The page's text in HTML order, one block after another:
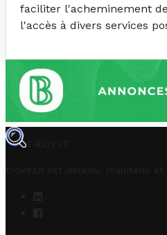
faciliter l'acheminement
l'accès à divers services
TROVIT
trovit.tn est détenu, maintenu et